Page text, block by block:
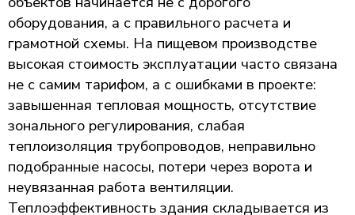
оборудования, а с правильного расчета и
грамотной схемы. На пищевом производстве
высокая стоимость эксплуатации часто связана
не с самим тарифом, а с ошибками в проекте:
завышенная тепловая мощность, отсутствие
зонального регулирования, слабая
теплоизоляция трубопроводов, неправильно
подобранные насосы, потери через ворота и
неувязанная работа вентиляции.
Теплоэффективность здания складывается из